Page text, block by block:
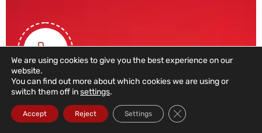
211 459 950
We are using cookies to give you the best experience on our
website.
You can find out more about which cookies we are using or
switch them off insettings.
Accept Reject Settings Close GDPR Cookie